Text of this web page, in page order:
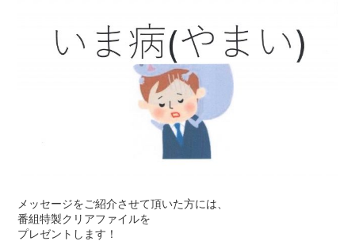
メッセージをご紹介させて頂いた方には、
番組特製クリアファイルを
プレゼントします！